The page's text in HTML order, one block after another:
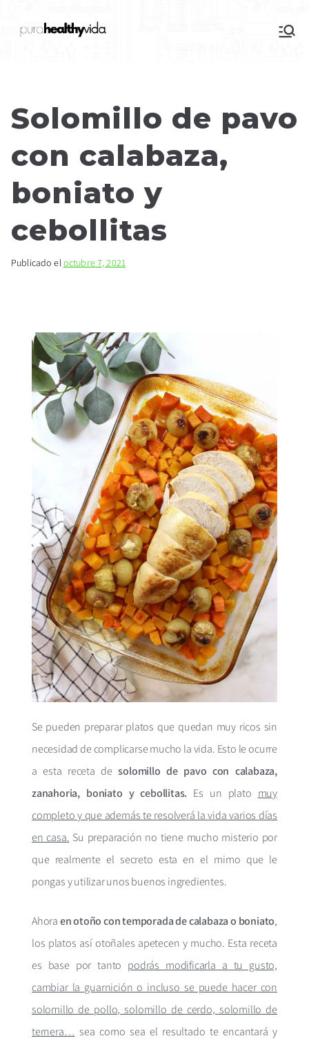
Solomillo de pavo
con calabaza,
boniato y
cebollitas
Publicado el octubre 7, 2021
Se pueden preparar platos que quedan muy ricos sin
necesidad de complicarse mucho la vida. Esto le ocurre
a esta receta de solomillo de pavo con calabaza,
zanahoria, boniato y cebollitas. Es un plato muy
completo y que además te resolverá la vida varios días
en casa. Su preparación no tiene mucho misterio por
que realmente el secreto esta en el mimo que le
pongas y utilizar unos buenos ingredientes.
Ahoraen otoño con temporada de calabaza o boniato,
los platos así otoñales apetecen y mucho. Esta receta
es base por tanto podrás modificarla a tu gusto,
cambiar la guarnición o incluso se puede hacer con
solomillo de pollo, solomillo de cerdo, solomillo de
ternera… sea como sea el resultado te encantará y